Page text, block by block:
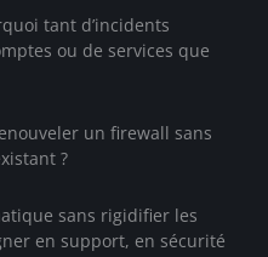
tant d’incidents
ou de services que
un firewall sans
?
sans rigidifier les
en support, en sécurité